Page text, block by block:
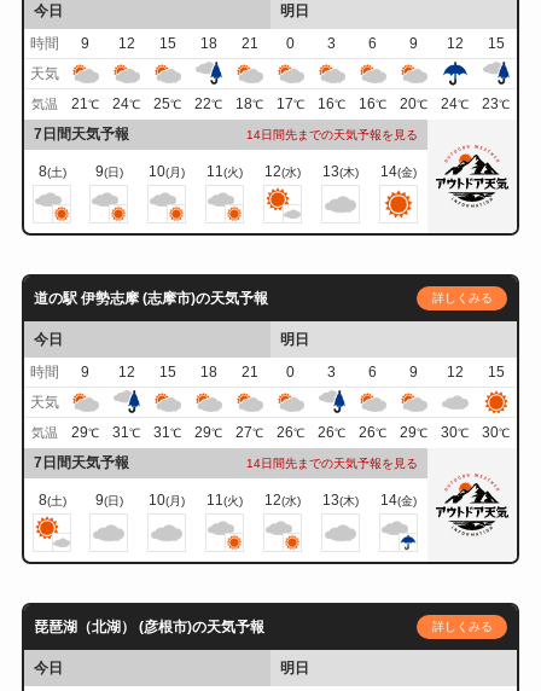
今日
明日
時間
9 12 15 18 21 0 3 6 9 12
15
天気
気温 21℃ 24℃ 25℃ 22℃ 18℃ 17℃ 16℃ 16℃ 20℃ 24℃ 23℃
7日間天気予報 14日間先までの天気予報を見る
8(土) 9(日) 10(月) 11(火) 12(水) 13(木) 14(金)
道の駅 伊勢志摩 (志摩市)の天気予報 詳しくみる
今日
明日
時間
9 12 15 18 21 0 3 6 9 12
15
天気
気温 29℃ 31℃ 31℃ 29℃ 27℃ 26℃ 26℃ 26℃ 29℃ 30℃ 30℃
7日間天気予報 14日間先までの天気予報を見る
8(土) 9(日) 10(月) 11(火) 12(水) 13(木) 14(金)
琵琶湖（北湖） (彦根市)の天気予報 詳しくみる
今日
明日